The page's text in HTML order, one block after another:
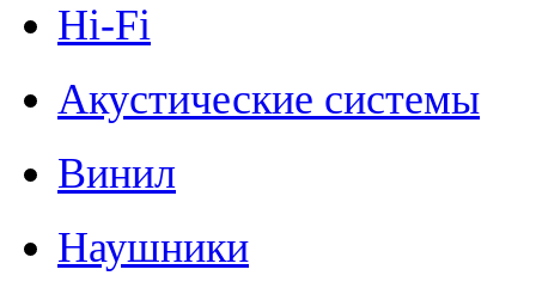
Hi-Fi
Акустические системы
Винил
Наушники